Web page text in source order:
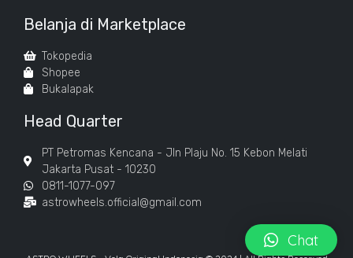
Belanja di Marketplace
Tokopedia
Shopee
Bukalapak
Head Quarter
PT Petromas Kencana - Jln Plaju No. 15 Kebon Melati
Jakarta Pusat - 10230
0811-1077-097
astrowheels.official@gmail.com
Chat